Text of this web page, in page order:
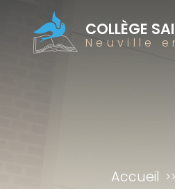
COLLÈGE
Neuville
Accueil